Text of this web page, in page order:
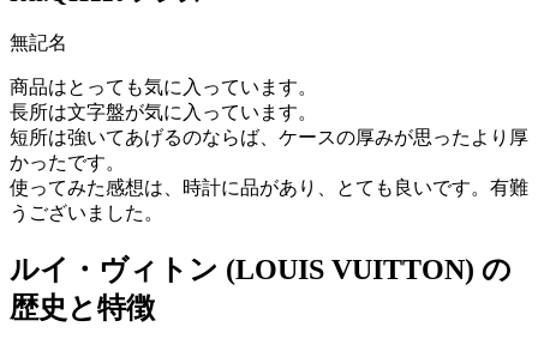
無記名
商品はとっても気に入っています。
長所は文字盤が気に入っています。
短所は強いてあげるのならば、ケースの厚みが思ったより厚
かったです。
使ってみた感想は、時計に品があり、とても良いです。有難
うございました。
ルイ・ヴィトン (LOUIS VUITTON) の
歴史と特徴